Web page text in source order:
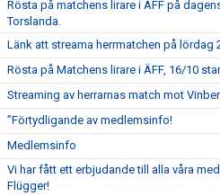
Rösta på matchens lirare i ÄFF på
Torslanda.
Länk att streama herrmatchen på lördag
Rösta på Matchens lirare i ÄFF, 16/10
Streaming av herrarnas match mot
”Förtydligande av medlemsinfo!
Medlemsinfo
Vi har fått ett erbjudande till alla våra
Flügger!